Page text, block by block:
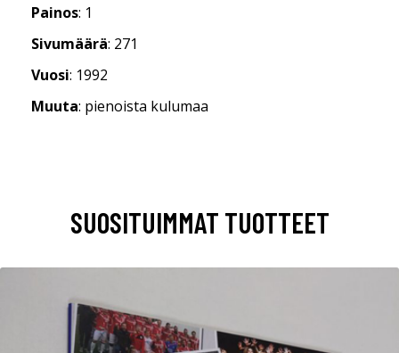
Painos: 1
Sivumäärä: 271
Vuosi: 1992
Muuta: pienoista kulumaa
SUOSITUIMMAT TUOTTEET